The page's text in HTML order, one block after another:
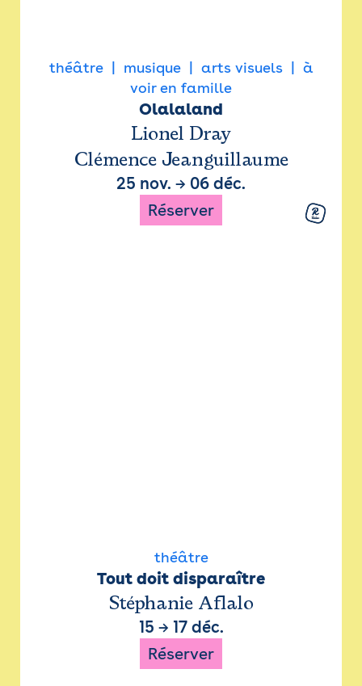
théâtre musique arts visuels
à
voir en famille
Olalaland
Lionel Dray
Clémence Jeanguillaume
25 nov. → 06 déc.
Réserver
théâtre
Tout doit disparaître
Stéphanie Aflalo
15 → 17 déc.
Réserver